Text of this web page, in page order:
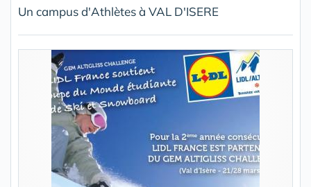
Un campus d'Athlètes à VAL D'ISERE